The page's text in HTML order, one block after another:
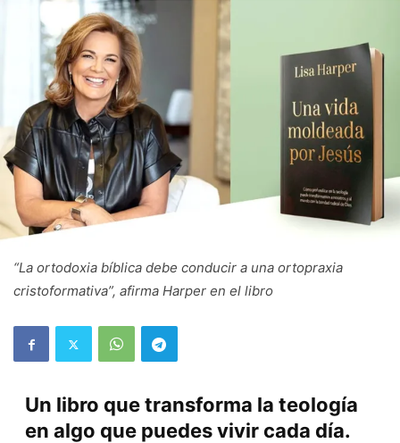
“La ortodoxia bíblica debe conducir a una ortopraxia
cristoformativa”, afirma Harper en el libro
Un libro que transforma la teología
en algo que puedes vivir cada día.